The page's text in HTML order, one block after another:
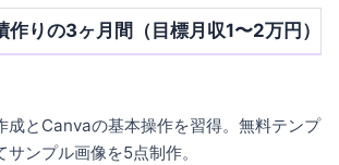
作りの3ヶ月間（目標月収1〜2万円）
成とCanvaの基本操作を習得。無料テンプ
サンプル画像を5点制作。